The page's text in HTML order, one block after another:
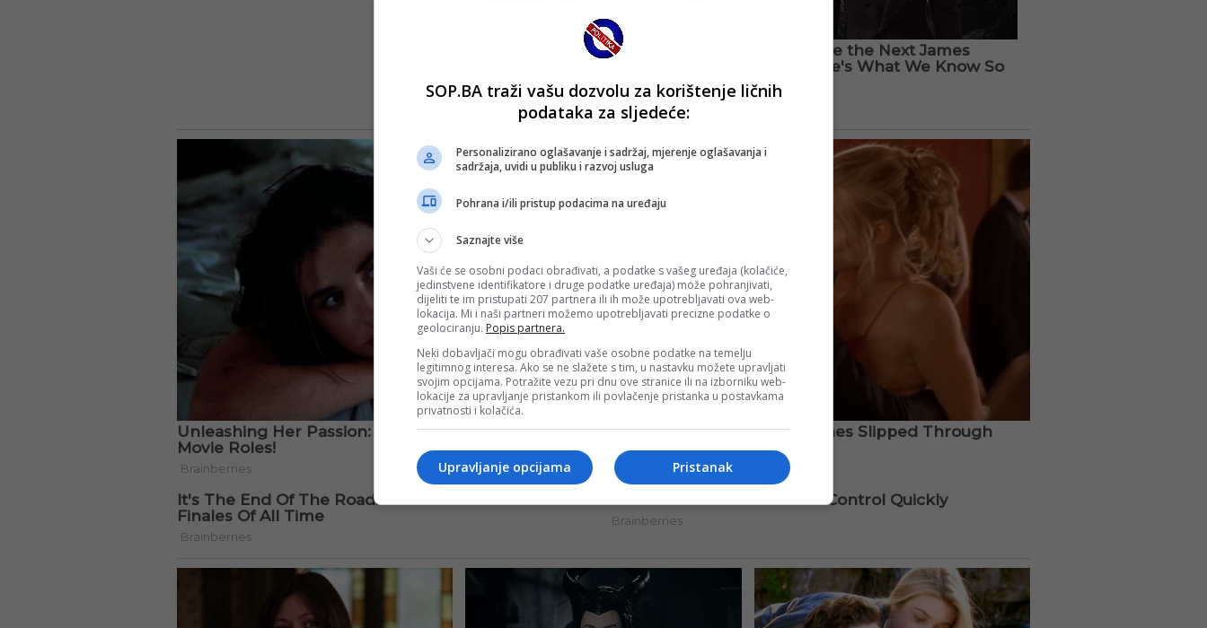
SOP.BA traži vašu dozvolu za korištenje ličnih
podataka za sljedeće:
Personalizirano oglašavanje i sadržaj, mjerenje oglašavanja i
sadržaja, uvidi u publiku i razvoj usluga
Pohrana i/ili pristup podacima na uređaju
Saznajte više
Vaši će se osobni podaci obrađivati, a podatke s vašeg uređaja (kolačiće,
jedinstvene identifikatore i druge podatke uređaja) može pohranjivati,
dijeliti te im pristupati 207 partnera ili ih može upotrebljavati ova web-
lokacija. Mi i naši partneri možemo upotrebljavati precizne podatke o
geolociranju. Popis partnera.
Neki dobavljači mogu obrađivati vaše osobne podatke na temelju
legitimnog interesa. Ako se ne slažete s tim, u nastavku možete upravljati
svojim opcijama. Potražite vezu pri dnu ove stranice ili na izborniku web-
lokacije za upravljanje pristankom ili povlačenje pristanka u postavkama
privatnosti i kolačića.
Pristanak
Upravljanje opcijama